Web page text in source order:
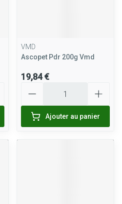
VMD
Ascopet Pdr 200g Vmd
19,84 €
Ajouter au panier